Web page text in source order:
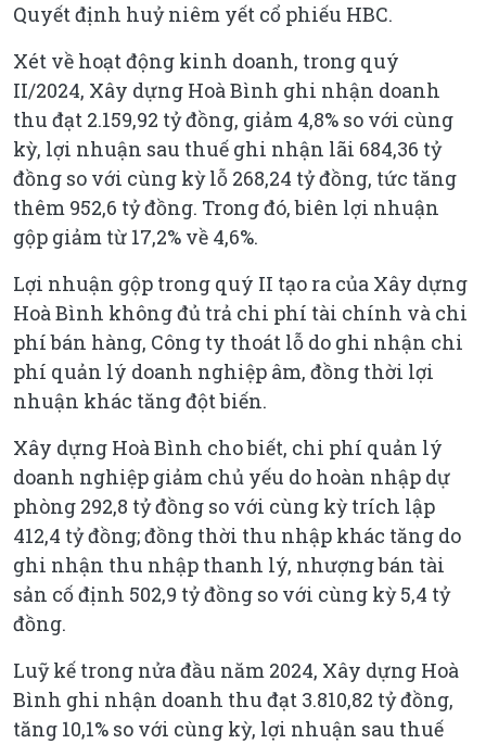
Quyết định huỷ niêm yết cổ phiếu HBC.
Xét về hoạt động kinh doanh, trong quý
II/2024, Xây dựng Hoà Bình ghi nhận doanh
thu đạt 2.159,92 tỷ đồng, giảm 4,8% so với cùng
kỳ, lợi nhuận sau thuế ghi nhận lãi 684,36 tỷ
đồng so với cùng kỳ lỗ 268,24 tỷ đồng, tức tăng
thêm 952,6 tỷ đồng. Trong đó, biên lợi nhuận
gộp giảm từ 17,2% về 4,6%.
Lợi nhuận gộp trong quý II tạo ra của Xây dựng
Hoà Bình không đủ trả chi phí tài chính và chi
phí bán hàng, Công ty thoát lỗ do ghi nhận chi
phí quản lý doanh nghiệp âm, đồng thời lợi
nhuận khác tăng đột biến.
Xây dựng Hoà Bình cho biết, chi phí quản lý
doanh nghiệp giảm chủ yếu do hoàn nhập dự
phòng 292,8 tỷ đồng so với cùng kỳ trích lập
412,4 tỷ đồng; đồng thời thu nhập khác tăng do
ghi nhận thu nhập thanh lý, nhượng bán tài
sản cố định 502,9 tỷ đồng so với cùng kỳ 5,4 tỷ
đồng.
Luỹ kế trong nửa đầu năm 2024, Xây dựng Hoà
Bình ghi nhận doanh thu đạt 3.810,82 tỷ đồng,
tăng 10,1% so với cùng kỳ, lợi nhuận sau thuế